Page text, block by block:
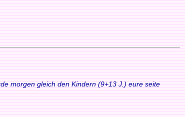
morgen gleich den Kindern (9+13 J.) eure seite